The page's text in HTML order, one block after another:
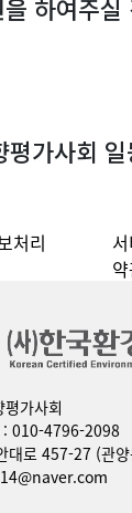
하여주실
평가사회 일
처리
가사회
: 010-4796-2098
대로 457-27 (관